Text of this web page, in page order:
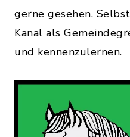
gerne gesehen.
Kanal als
und kennenzulernen.